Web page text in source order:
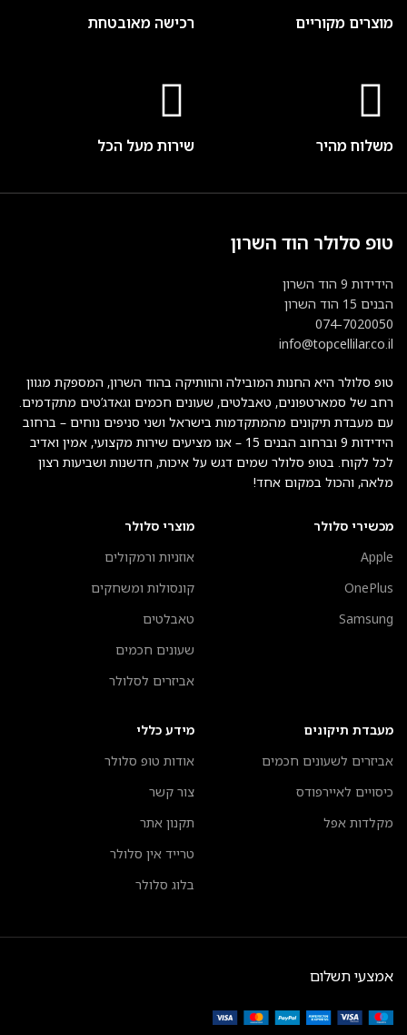
מוצרים מקוריים רכישה מאובטחת
משלוח מהיר שירות מעל הכל
טופ סלולר הוד השרון
הידידות 9 הוד השרון
הבנים 15 הוד השרון
074-7020050
info@topcellilar.co.il
טופ סלולר היא החנות המובילה והוותיקה בהוד השרון, המספקת מגוון
רחב של סמארטפונים, טאבלטים, שעונים חכמים וגאדג’טים מתקדמים.
עם מעבדת תיקונים מהמתקדמות בישראל ושני סניפים נוחים – ברחוב
הידידות 9 וברחוב הבנים 15 – אנו מציעים שירות מקצועי, אמין ואדיב
לכל לקוח. בטופ סלולר שמים דגש על איכות, חדשנות ושביעות רצון
מלאה, והכול במקום אחד!
מכשירי סלולר
Apple
OnePlus
Samsung
מוצרי סלולר
אוזניות ורמקולים
קונסולות ומשחקים
טאבלטים
שעונים חכמים
אביזרים לסלולר
מעבדת תיקונים
אביזרים לשעונים חכמים
כיסויים לאיירפודס
מקלדות אפל
מידע כללי
אודות טופ סלולר
צור קשר
תקנון אתר
טרייד אין סלולר
בלוג סלולר
אמצעי תשלום